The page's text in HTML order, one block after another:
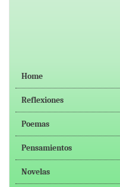
Home
Reflexiones
Poemas
Pensamientos
Novelas